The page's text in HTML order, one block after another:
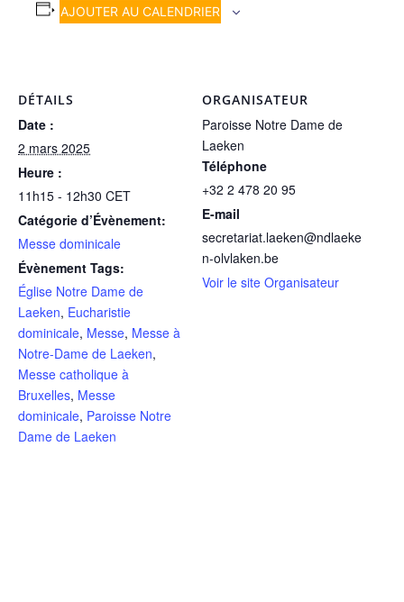
AJOUTER AU CALENDRIER
DÉTAILS
Date :
2 mars 2025
Heure :
11h15 - 12h30 CET
Catégorie d’Évènement:
Messe dominicale
Évènement Tags:
Église Notre Dame de
Laeken, Eucharistie
dominicale, Messe, Messe à
Notre-Dame de Laeken,
Messe catholique à
Bruxelles, Messe
dominicale, Paroisse Notre
Dame de Laeken
ORGANISATEUR
Paroisse Notre Dame de
Laeken
Téléphone
+32 2 478 20 95
E-mail
secretariat.laeken@ndlaeke
n-olvlaken.be
Voir le site Organisateur